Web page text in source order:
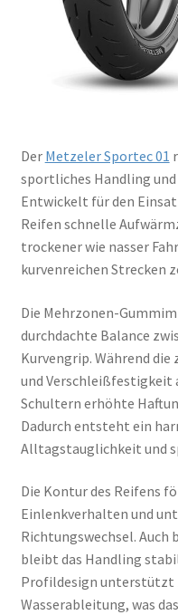
Der Metzeler Sportec 01
sportliches Handling
Entwickelt für den
Reifen schnelle
trockener wie nasser
kurvenreichen Strecken
Die Mehrzonen-
durchdachte Balance
Kurvengrip. Während
und Verschleißfestigkeit
Schultern erhöhte
Dadurch entsteht ein
Alltagstauglichkeit und
Die Kontur des Reifens
Einlenkverhalten und
Richtungswechsel.
bleibt das Handling
Profildesign unterstützt
Wasserableitung, was